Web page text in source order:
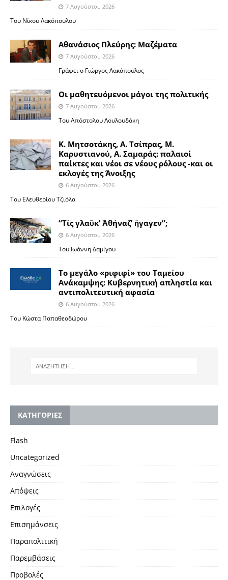
7 Αυγούστου 2026
Του Νίκου Λακόπουλου
Αθανάσιος Πλεύρης: Μαζέματα
7 Αυγούστου 2026
Γράφει ο Γιώργος Λακόπουλος
Οι μαθητευόμενοι μάγοι της πολιτικής
7 Αυγούστου 2026
Του Απόστολου Λουλουδάκη
Κ. Μητσοτάκης, Α. Τσίπρας, Μ.
Καρυστιανού, Α. Σαμαράς: παλαιοί
παίκτες και νέοι σε νέους ρόλους -και οι
εκλογές της Άνοιξης
6 Αυγούστου 2026
Του Ελευθερίου Τζιόλα
“Τίς γλαῦκ’ Ἀθήναζ’ ἤγαγεν”;
6 Αυγούστου 2026
Του Ιωάννη Δαμίγου
Το μεγάλο «ριφιφί» του Ταμείου
Ανάκαμψης: Κυβερνητική απληστία και
αντιπολιτευτική αφασία
6 Αυγούστου 2026
Του Κώστα Παπαθεοδώρου
KΑΤΗΓΟΡΙΕΣ
Flash
Uncategorized
Αναγνώσεις
Απόψεις
Επιλογές
Επισημάνσεις
Παραπολιτική
Παρεμβάσεις
Προβολές